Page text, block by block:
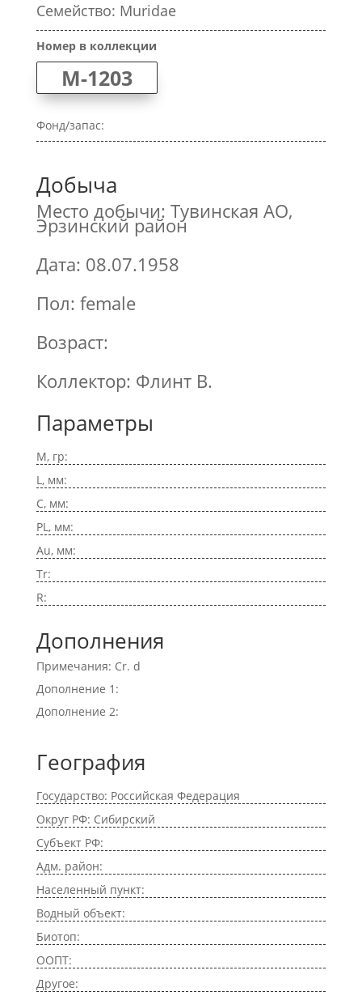
Семейство: Muridae
Номер в коллекции
M-1203
Фонд/запас:
Добыча
Место добычи: Тувинская АО,
Эрзинский район
Дата: 08.07.1958
Пол: female
Возраст:
Коллектор: Флинт В.
Параметры
M, гр:
L, мм:
C, мм:
PL, мм:
Au, мм:
Tr:
R:
Дополнения
Примечания: Cr. d
Дополнение 1:
Дополнение 2:
География
Государство: Российская Федерация
Округ РФ: Сибирский
Субъект РФ:
Адм. район:
Населенный пункт:
Водный объект:
Биотоп:
ООПТ:
Другое: